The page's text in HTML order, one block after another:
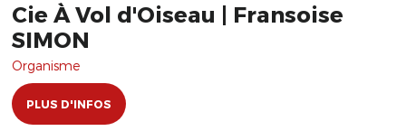
Cie À Vol d'Oiseau | Fransoise
SIMON
Organisme
PLUS D'INFOS